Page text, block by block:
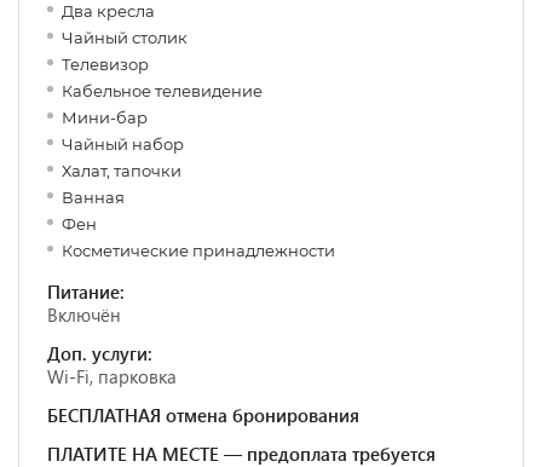
Два кресла
Чайный столик
Телевизор
Кабельное телевидение
Мини-бар
Чайный набор
Халат, тапочки
Ванная
Фен
Косметические принадлежности
Питание:
Включён
Доп. услуги:
Wi-Fi, парковка
БЕСПЛАТНАЯ отмена бронирования
ПЛАТИТЕ НА МЕСТЕ — предоплата требуется